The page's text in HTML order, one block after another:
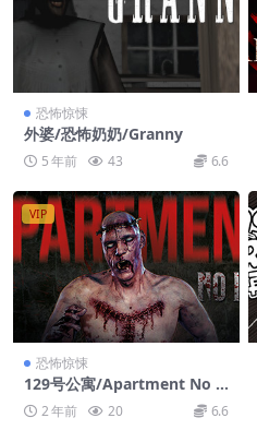
恐怖惊悚
外婆/恐怖奶奶/Granny
5 年前 43 6.6
VIP
恐怖惊悚
129号公寓/Apartment No 1
29 2 年前 20 6.6